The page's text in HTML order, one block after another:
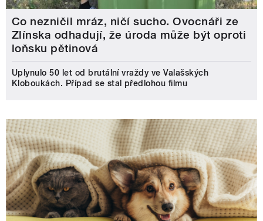
Co nezničil mráz, ničí sucho. Ovocnáři ze
Zlínska odhadují, že úroda může být oproti
loňsku pětinová
Uplynulo 50 let od brutální vraždy ve Valašských
Kloboukách. Případ se stal předlohou filmu